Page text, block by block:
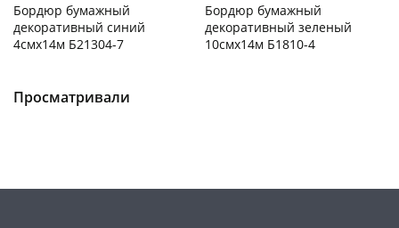
Бордюр бумажный
декоративный синий
4смх14м Б21304-7
Бордюр бумажный
декоративный зеленый
10смх14м Б1810-4
Просматривали